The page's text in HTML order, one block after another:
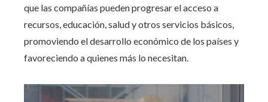
que las compañías pueden progresar el acceso a
recursos, educación, salud y otros servicios básicos,
promoviendo el desarrollo económico de los países y
favoreciendo a quienes más lo necesitan.